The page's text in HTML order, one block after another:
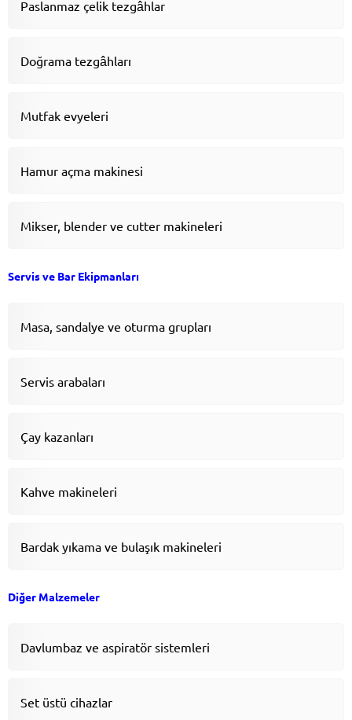
Paslanmaz çelik tezgâhlar
Doğrama tezgâhları
Mutfak evyeleri
Hamur açma makinesi
Mikser, blender ve cutter makineleri
Servis ve Bar Ekipmanları
Masa, sandalye ve oturma grupları
Servis arabaları
Çay kazanları
Kahve makineleri
Bardak yıkama ve bulaşık makineleri
Diğer Malzemeler
Davlumbaz ve aspiratör sistemleri
Set üstü cihazlar